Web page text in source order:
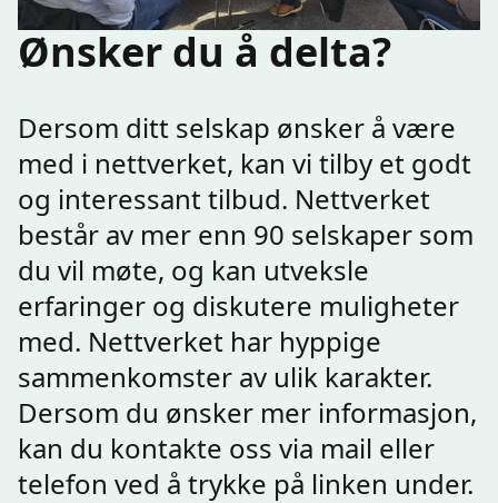
Ønsker du å delta?
Dersom ditt selskap ønsker å være
med i nettverket, kan vi tilby et godt
og interessant tilbud. Nettverket
består av mer enn 90 selskaper som
du vil møte, og kan utveksle
erfaringer og diskutere muligheter
med. Nettverket har hyppige
sammenkomster av ulik karakter.
Dersom du ønsker mer informasjon,
kan du kontakte oss via mail eller
telefon ved å trykke på linken under.